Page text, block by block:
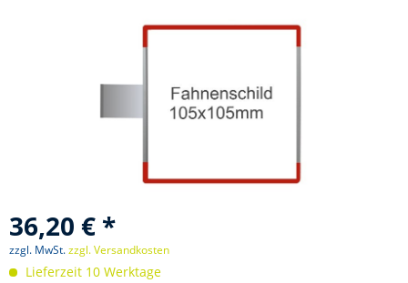
36,20 € *
zzgl. MwSt.zzgl. Versandkosten
Lieferzeit 10 Werktage